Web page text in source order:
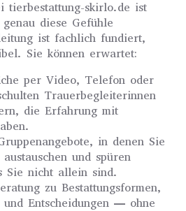
tierbestattung-skirlo.de ist
diese Gefühle
ist fachlich fundiert,
Sie können erwartet:
per Video, Telefon oder
Trauerbegleiterinnen
die Erfahrung mit
in denen Sie
und spüren
Sie nicht allein sind.
zu Bestattungsformen,
und Entscheidungen — ohne